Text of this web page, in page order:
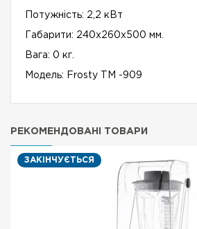
Потужність: 2,2 кВт
Габарити: 240х260х500 мм.
Вага: 0 кг.
Модель: Frosty TM -909
РЕКОМЕНДОВАНІ ТОВАРИ
ЗАКІНЧУЄТЬСЯ